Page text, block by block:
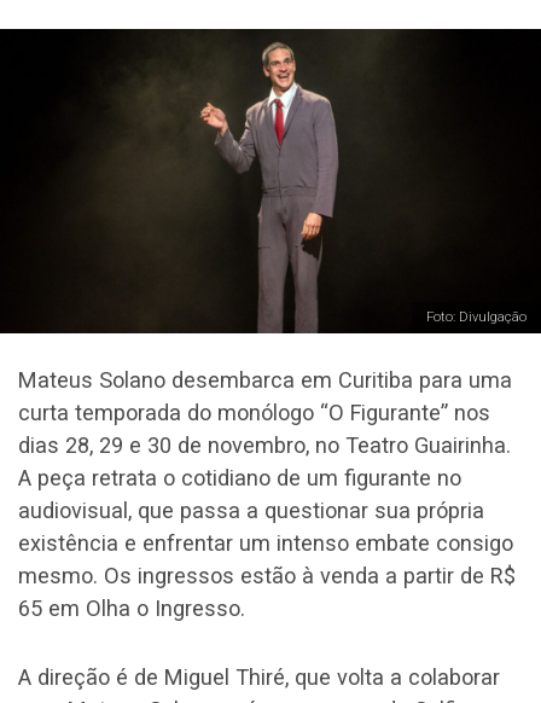
Foto: Divulgação
Mateus Solano desembarca em Curitiba para uma
curta temporada do monólogo “O Figurante” nos
dias 28, 29 e 30 de novembro, no Teatro Guairinha.
A peça retrata o cotidiano de um figurante no
audiovisual, que passa a questionar sua própria
existência e enfrentar um intenso embate consigo
mesmo. Os ingressos estão à venda a partir de R$
65 em Olha o Ingresso.
A direção é de Miguel Thiré, que volta a colaborar